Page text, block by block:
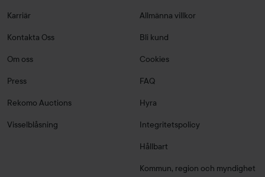
Karriär
Kontakta Oss
Om oss
Press
Rekomo Auctions
Visselblåsning
Allmänna villkor
Bli kund
Cookies
FAQ
Hyra
Integritetspolicy
Hållbart
Kommun, region och myndighet